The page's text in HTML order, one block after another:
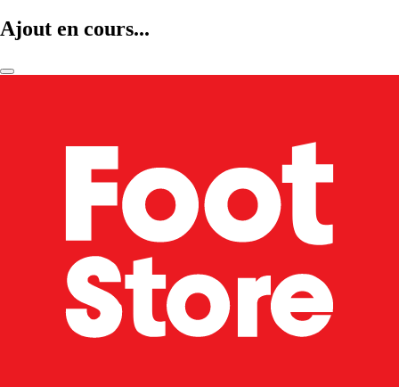
Ajout en cours...